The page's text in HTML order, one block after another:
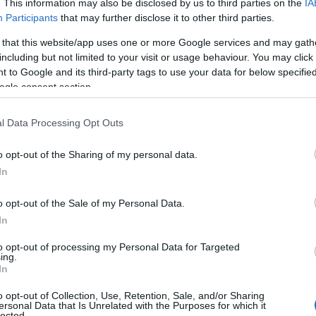
This information may also be disclosed by us to third parties on the
Participants that may further disclose it to other third parties.
that this website/app uses one or more Google services and may
but not limited to your visit or usage behaviour. You may
to Google and its third-party tags to use your data for below
consent section.
Data Processing Opt Outs
opt-out of the Sharing of my personal data.
opt-out of the Sale of my Personal Data.
opt-out of processing my Personal Data for Targeted
opt-out of Collection, Use, Retention, Sale, and/or Sharing
Data that Is Unrelated with the Purposes for which it
από τους συναδέλφους της
με αφοσίωση, ακόμη και κατά τη
τον έκτο μήνα, καλύπτοντας επείγοντα
με τα λεγόμενά του, συμμετείχε
και δεν αρνήθηκε ποτέ να προσφέρει
απαιτητικές συνθήκες.
υπόβαθρο
ο σύζυγός της ήταν γιατροί, ενώ η
στα επείγοντα του νοσοκομείου
κατέληξε.
Ο